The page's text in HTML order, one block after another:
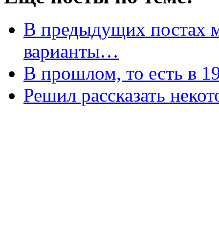
В предыдущих постах
варианты…
В прошлом, то есть в
Решил рассказать